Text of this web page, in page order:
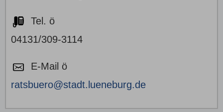
Tel. ö
04131/309-3114
E-Mail ö
ratsbuero@stadt.lueneburg.de